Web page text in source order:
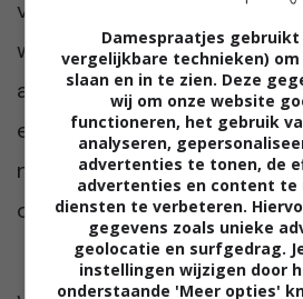
voor je hebben, is het
woonkamer. Door meubels
andere plek te zetten, geef
een totaal andere look.
nieuwe accessoires bij en
compleet!
Damespraatjes
vergelijkbare technieken)
slaan en in te zien. Deze
wij om onze website
functioneren, het gebruik
analyseren,
advertenties te tonen, de
advertenties en content te
diensten te verbeteren.
gegevens zoals unieke
geolocatie en surfgedrag.
instellingen wijzigen door
onderstaande 'Meer opties'